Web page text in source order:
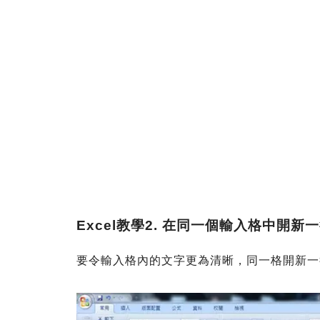
Excel教學2. 在同一個輸入格中開新
要令輸入格內的文字更為清晰，同一格開新